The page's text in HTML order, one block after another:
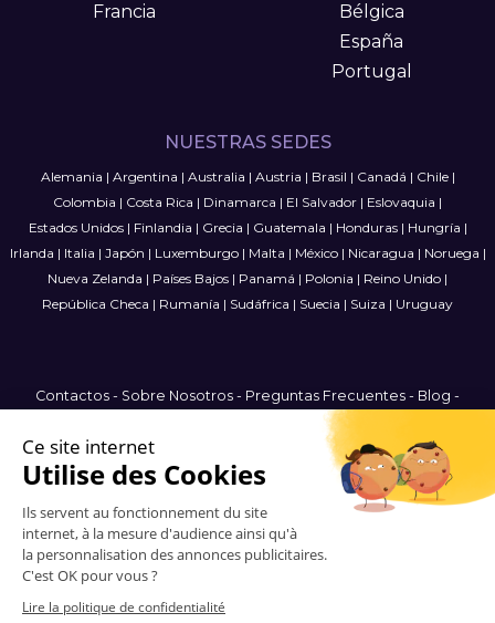
Francia
Bélgica
España
Portugal
NUESTRAS SEDES
Alemania | Argentina | Australia | Austria | Brasil | Canadá | Chile|
Colombia | Costa Rica | Dinamarca | El Salvador | Eslovaquia |
Estados Unidos| Finlandia | Grecia | Guatemala | Honduras| Hungría |
Irlanda | Italia | Japón | Luxemburgo| Malta | México| Nicaragua | Noruega |
Nueva Zelanda | Países Bajos | Panamá | Polonia | Reino Unido |
República Checa | Rumanía | Sudáfrica | Suecia | Suiza | Uruguay
Contactos - Sobre Nosotros - Preguntas Frecuentes - Blog -
Política de privacidad